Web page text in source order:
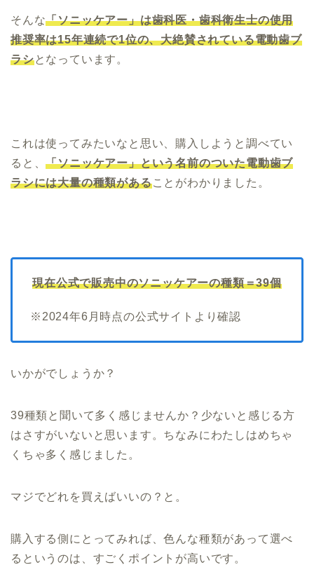
そんな「ソニッケアー」は歯科医・歯科衛生士の使用
推奨率は15年連続で1位の、大絶賛されている電動歯ブ
ラシとなっています。
これは使ってみたいなと思い、購入しようと調べてい
ると、「ソニッケアー」という名前のついた電動歯ブ
ラシには大量の種類があることがわかりました。
現在公式で販売中のソニッケアーの種類＝39個
※2024年6月時点の公式サイトより確認
いかがでしょうか？
39種類と聞いて多く感じませんか？少ないと感じる方
はさすがいないと思います。ちなみにわたしはめちゃ
くちゃ多く感じました。
マジでどれを買えばいいの？と。
購入する側にとってみれば、色んな種類があって選べ
るというのは、すごくポイントが高いです。